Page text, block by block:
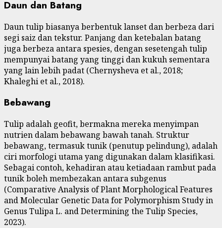
Daun dan Batang
Daun tulip biasanya berbentuk lanset dan berbeza dari
segi saiz dan tekstur. Panjang dan ketebalan batang
juga berbeza antara spesies, dengan sesetengah tulip
mempunyai batang yang tinggi dan kukuh sementara
yang lain lebih padat (Chernysheva et al., 2018;
Khaleghi et al., 2018).
Bebawang
Tulip adalah geofit, bermakna mereka menyimpan
nutrien dalam bebawang bawah tanah. Struktur
bebawang, termasuk tunik (penutup pelindung), adalah
ciri morfologi utama yang digunakan dalam klasifikasi.
Sebagai contoh, kehadiran atau ketiadaan rambut pada
tunik boleh membezakan antara subgenus
(Comparative Analysis of Plant Morphological Features
and Molecular Genetic Data for Polymorphism Study in
Genus Tulipa L. and Determining the Tulip Species,
2023).